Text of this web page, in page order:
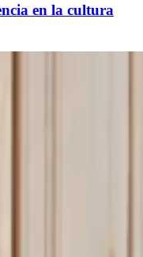
en la cultura